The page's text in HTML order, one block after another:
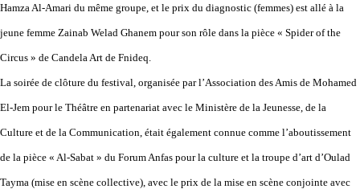
Hamza Al-Amari du même groupe, et le prix du diagnostic (femmes) est allé à la
jeune femme Zainab Welad Ghanem pour son rôle dans la pièce « Spider of the
Circus » de Candela Art de Fnideq.
La soirée de clôture du festival, organisée par l’Association des Amis de Mohamed
El-Jem pour le Théâtre en partenariat avec le Ministère de la Jeunesse, de la
Culture et de la Communication, était également connue comme l’aboutissement
de la pièce « Al-Sabat » du Forum Anfas pour la culture et la troupe d’art d’Oulad
Tayma (mise en scène collective), avec le prix de la mise en scène conjointe avec